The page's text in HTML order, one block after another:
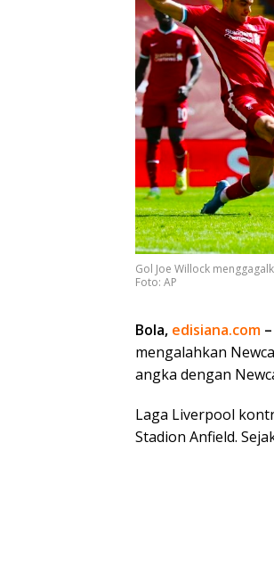
Gol Joe Willock
Foto: AP
Bola, edisiana.com –
mengalahkan
angka dengan
Laga Liverpool
Stadion Anfield.